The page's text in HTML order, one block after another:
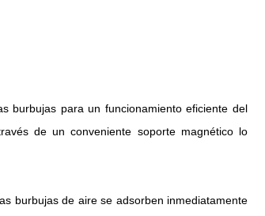
burbujas para un funcionamiento eficiente del
de un conveniente soporte magnético lo
burbujas de aire se adsorben inmediatamente